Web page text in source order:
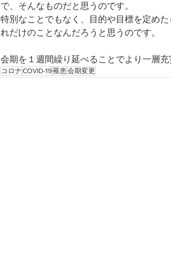
で、そんなものだと思うのです。
特別なことでもなく、目的や目標を定め
れだけのことなんだろうと思うのです。
会期を１週間繰り延べることでより一層
コロナCOVID-19罹患会期変更